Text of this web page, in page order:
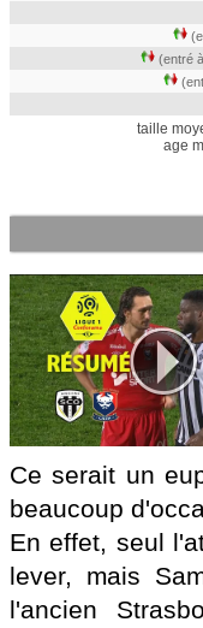
(entré
taille
age
Ce serait un
beaucoup
En effet, seul
lever, mais
l'ancien